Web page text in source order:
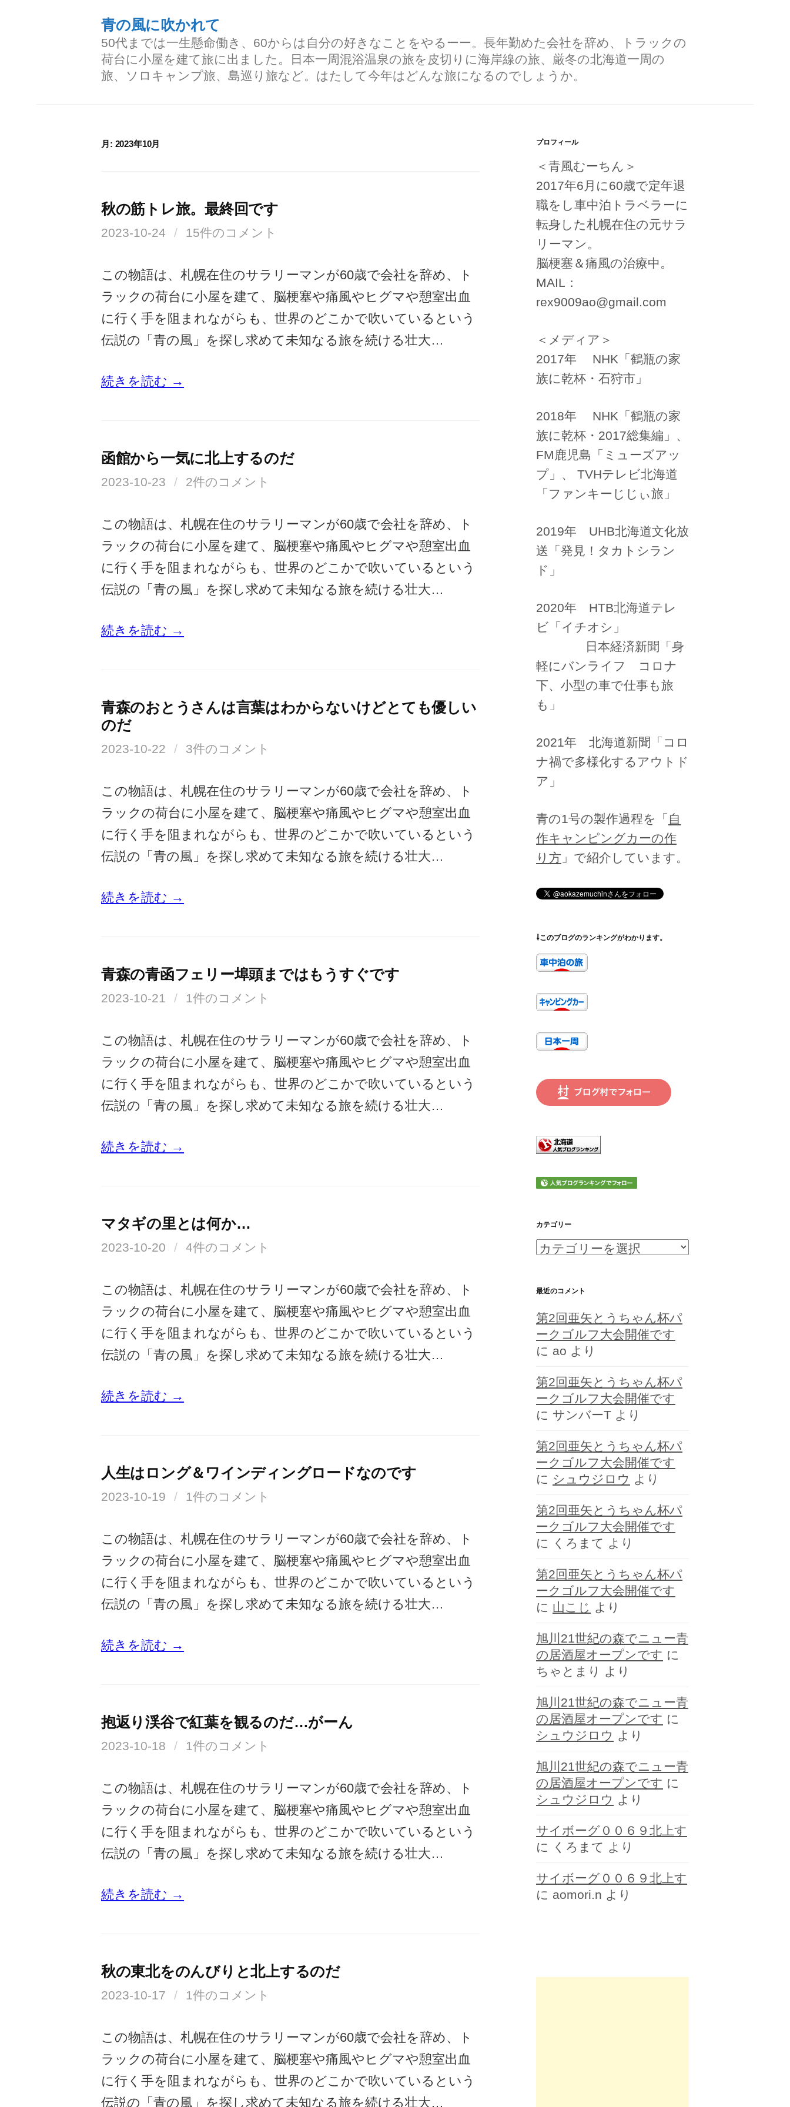
青の風に吹かれて
50代までは一生懸命働き、60からは自分の好きなことをやるーー。長年勤めた会社を辞め、トラックの
荷台に小屋を建て旅に出ました。日本一周混浴温泉の旅を皮切りに海岸線の旅、厳冬の北海道一周の
旅、ソロキャンプ旅、島巡り旅など。はたして今年はどんな旅になるのでしょうか。
月: 2023年10月
秋の筋トレ旅。最終回です
2023-10-24 / 15件のコメント
この物語は、札幌在住のサラリーマンが60歳で会社を辞め、ト
ラックの荷台に小屋を建て、脳梗塞や痛風やヒグマや憩室出血
に行く手を阻まれながらも、世界のどこかで吹いているという
伝説の「青の風」を探し求めて未知なる旅を続ける壮大…
続きを読む →
函館から一気に北上するのだ
2023-10-23 / 2件のコメント
この物語は、札幌在住のサラリーマンが60歳で会社を辞め、ト
ラックの荷台に小屋を建て、脳梗塞や痛風やヒグマや憩室出血
に行く手を阻まれながらも、世界のどこかで吹いているという
伝説の「青の風」を探し求めて未知なる旅を続ける壮大…
続きを読む →
青森のおとうさんは言葉はわからないけどとても優しい
のだ
2023-10-22 / 3件のコメント
この物語は、札幌在住のサラリーマンが60歳で会社を辞め、ト
ラックの荷台に小屋を建て、脳梗塞や痛風やヒグマや憩室出血
に行く手を阻まれながらも、世界のどこかで吹いているという
伝説の「青の風」を探し求めて未知なる旅を続ける壮大…
続きを読む →
青森の青函フェリー埠頭まではもうすぐです
2023-10-21 / 1件のコメント
この物語は、札幌在住のサラリーマンが60歳で会社を辞め、ト
ラックの荷台に小屋を建て、脳梗塞や痛風やヒグマや憩室出血
に行く手を阻まれながらも、世界のどこかで吹いているという
伝説の「青の風」を探し求めて未知なる旅を続ける壮大…
続きを読む →
マタギの里とは何か…
2023-10-20 / 4件のコメント
この物語は、札幌在住のサラリーマンが60歳で会社を辞め、ト
ラックの荷台に小屋を建て、脳梗塞や痛風やヒグマや憩室出血
に行く手を阻まれながらも、世界のどこかで吹いているという
伝説の「青の風」を探し求めて未知なる旅を続ける壮大…
続きを読む →
人生はロング＆ワインディングロードなのです
2023-10-19 / 1件のコメント
この物語は、札幌在住のサラリーマンが60歳で会社を辞め、ト
ラックの荷台に小屋を建て、脳梗塞や痛風やヒグマや憩室出血
に行く手を阻まれながらも、世界のどこかで吹いているという
伝説の「青の風」を探し求めて未知なる旅を続ける壮大…
続きを読む →
抱返り渓谷で紅葉を観るのだ…がーん
2023-10-18 / 1件のコメント
この物語は、札幌在住のサラリーマンが60歳で会社を辞め、ト
ラックの荷台に小屋を建て、脳梗塞や痛風やヒグマや憩室出血
に行く手を阻まれながらも、世界のどこかで吹いているという
伝説の「青の風」を探し求めて未知なる旅を続ける壮大…
続きを読む →
秋の東北をのんびりと北上するのだ
2023-10-17 / 1件のコメント
この物語は、札幌在住のサラリーマンが60歳で会社を辞め、ト
ラックの荷台に小屋を建て、脳梗塞や痛風やヒグマや憩室出血
に行く手を阻まれながらも、世界のどこかで吹いているという
伝説の「青の風」を探し求めて未知なる旅を続ける壮大…
プロフィール
＜青風むーちん＞
2017年6月に60歳で定年退
職をし車中泊トラベラーに
転身した札幌在住の元サラ
リーマン。
脳梗塞＆痛風の治療中。
MAIL：
rex9009ao@gmail.com
＜メディア＞
2017年 NHK「鶴瓶の家
族に乾杯・石狩市」
2018年 NHK「鶴瓶の家
族に乾杯・2017総集編」、
FM鹿児島「ミューズアッ
プ」、 TVHテレビ北海道
「ファンキーじじぃ旅」
2019年 UHB北海道文化放
送「発見！タカトシラン
ド」
2020年 HTB北海道テレ
ビ「イチオシ」
日本経済新聞「身
軽にバンライフ コロナ
下、小型の車で仕事も旅
も」
2021年 北海道新聞「コロ
ナ禍で多様化するアウトド
ア」
青の1号の製作過程を「 自
作キャンピングカーの作
り方 」で紹介しています。
⇩このブログのランキングがわかります。
カテゴリー
カ
ゴ
ー
最近のコメント
第2回亜矢とうちゃん杯パ
ークゴルフ大会開催です
に ao より
第2回亜矢とうちゃん杯パ
ークゴルフ大会開催です
に サンバーT より
第2回亜矢とうちゃん杯パ
ークゴルフ大会開催です
に シュウジロウ より
第2回亜矢とうちゃん杯パ
ークゴルフ大会開催です
に
くろまて より
第2回亜矢とうちゃん杯パ
ークゴルフ大会開催です
に 山こじ より
旭川21世紀の森でニュー青
の居酒屋オープンです に
ちゃとまり
より
旭川21世紀の森でニュー青
の居酒屋オープンです に
シュウジロウ より
旭川21世紀の森でニュー青
の居酒屋オープンです に
シュウジロウ より
サイボーグ００６９北上す
に
くろまて より
サイボーグ００６９北上す
に aomori.n より